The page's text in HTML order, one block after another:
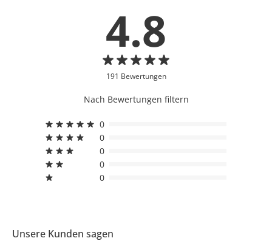
4.8
191 Bewertungen
Nach Bewertungen filtern
0
0
0
0
0
Unsere Kunden sagen